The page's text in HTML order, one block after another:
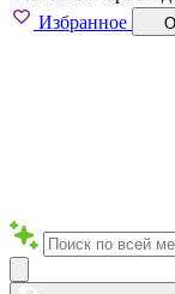
Избранное